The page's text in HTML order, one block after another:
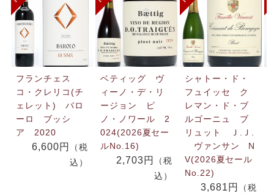
フランチェス
コ・クレリコ(チ
ェレット) バロ
ーロ ブッシ
ア 2020
6,600円
（税
込）
ベティッグ ヴ
ィーノ・デ・リ
ージョン ピ
ノ・ノワール 2
024(2026夏セー
ルNo.16)
2,703円
（税
込）
シャトー・ド・
フュイッセ ク
レマン・ド・ブ
ルゴーニュ ブ
リュット Ｊ.Ｊ.
ヴァンサン N
V(2026夏セール
No.22)
3,681円
（税